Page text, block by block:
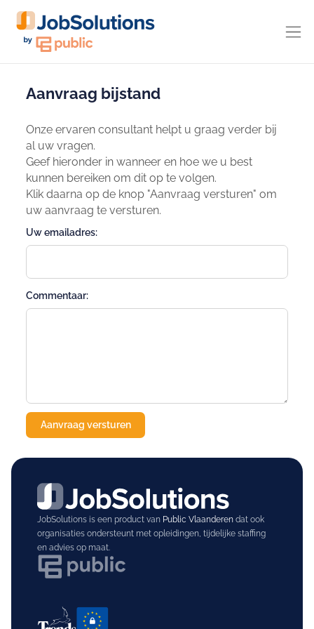
Aanvraag bijstand
Onze ervaren consultant helpt u graag verder bij
al uw vragen.
Geef hieronder in wanneer en hoe we u best
kunnen bereiken om dit op te volgen.
Klik daarna op de knop "Aanvraag versturen" om
uw aanvraag te versturen.
Uw emailadres:
Commentaar:
JobSolutions is een product van Public Vlaanderendat ook
organisaties ondersteunt met opleidingen, tijdelijke staffing
en advies op maat.